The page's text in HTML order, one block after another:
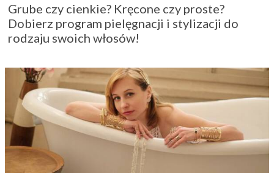
Grube czy cienkie? Kręcone czy proste?
Dobierz program pielęgnacji i stylizacji do
rodzaju swoich włosów!